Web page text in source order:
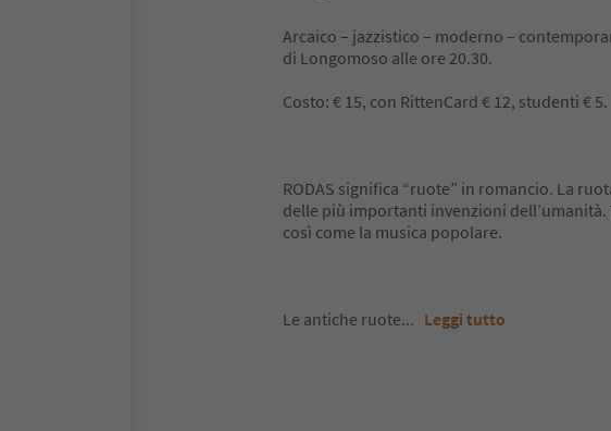
Arcaico – jazzistico – moderno –
di Longomoso alle ore 20.30.
Costo: € 15, con RittenCard € 12, studenti € 5.
RODAS significa “ruote” in romancio. La
delle più importanti invenzioni
così come la musica popolare.
Le antiche ruote... Leggi tutto